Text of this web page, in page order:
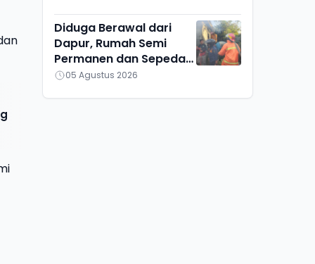
Diduga Berawal dari
Dapur, Rumah Semi
Permanen dan Sepeda
Motor di Ketapang
05 Agustus 2026